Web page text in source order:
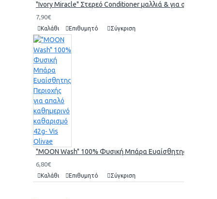
"Ivory Miracle" Στερεό Conditioner μαλλιά & για σώμα
7,90€
Καλάθι Επιθυμητό Σύγκριση
"MOON Wash" 100% Φυσική Μπάρα Ευαίσθητης
6,80€
Καλάθι Επιθυμητό Σύγκριση